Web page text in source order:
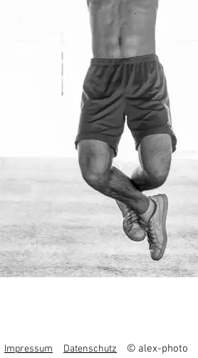
Impressum Datenschutz © alex-photo